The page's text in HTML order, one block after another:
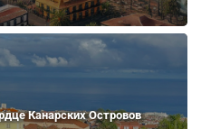
Канарских Островов